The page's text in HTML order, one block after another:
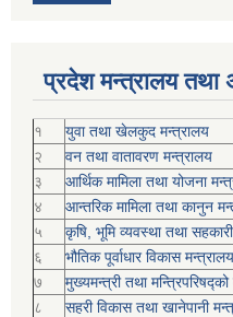
प्रदेश मन्त्रालय तथा
१
युवा तथा खेलकुद मन्त्रालय
२
वन तथा वातावरण मन्त्रालय
३
आर्थिक मामिला तथा योजना
४
आन्तरिक मामिला तथा कानुन
५
कृषि, भूमि व्यवस्था तथा
६
भौतिक पूर्वाधार विकास मन्त्रालय
७
मुख्यमन्त्री तथा मन्त्रिपरिषद्को
८
सहरी विकास तथा खानेपानी